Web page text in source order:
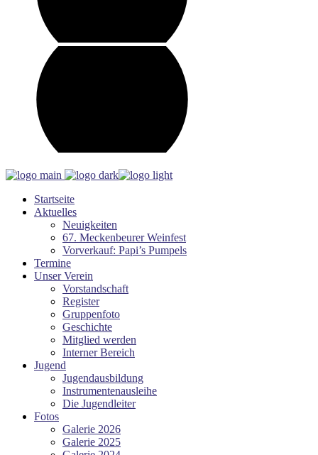
Startseite
Aktuelles
Neuigkeiten
67. Meckenbeurer Weinfest
Vorverkauf: Papi’s Pumpels
Termine
Unser Verein
Vorstandschaft
Register
Gruppenfoto
Geschichte
Mitglied werden
Interner Bereich
Jugend
Jugendausbildung
Instrumentenausleihe
Die Jugendleiter
Fotos
Galerie 2026
Galerie 2025